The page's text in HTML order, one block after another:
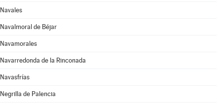
Navales
Navalmoral de Béjar
Navamorales
Navarredonda de la Rinconada
Navasfrías
Negrilla de Palencia